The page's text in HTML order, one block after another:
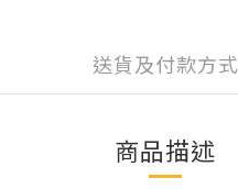
送貨及付款方式
商品描述